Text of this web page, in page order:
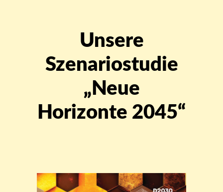
Unsere
Szenariostudie
„Neue
Horizonte 2045“